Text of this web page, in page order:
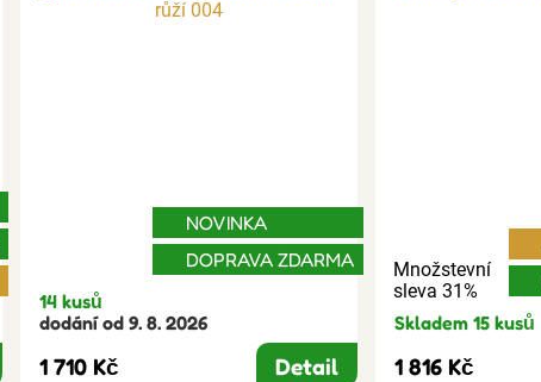
NOVINKA
DOPRAVA ZDARMA
14 kusů
dodání od 9. 8. 2026
1 710 Kč Detail
Množstevní
sleva 31%
Skladem 15 kusů
1 816 Kč